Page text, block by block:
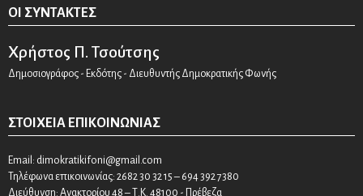
ΟΙ ΣΥΝΤΆΚΤΕΣ
Χρήστος Π. Τσούτσης
Δημοσιογράφος - Εκδότης - Διευθυντής Δημοκρατικής Φωνής
ΣΤΟΙΧΕΊΑ ΕΠΙΚΟΙΝΩΝΊΑΣ
Email: dimokratikifoni@gmail.com
Τηλέφωνα επικοινωνίας: 2682 30 32 15 – 694 392 7380
Διεύθυνση: Ανακτορίου 48 – Τ.Κ. 48100 - Πρέβεζα